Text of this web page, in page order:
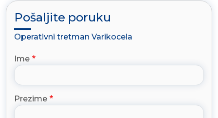
Pošaljite poruku
Operativni tretman Varikocela
Ime
Prezime